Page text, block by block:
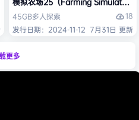
45GB多人探索
18
发行日期：2024-11-12 7月31日 更新
更多